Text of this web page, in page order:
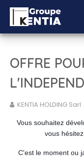
OFFRE
KENTIA HOLDING Sarl
Vous souhaitez
vous
C'est le moment ou